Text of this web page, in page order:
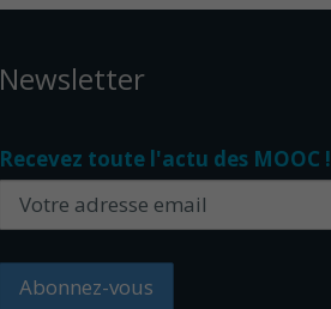
Newsletter
Recevez toute l'actu des MOOC !